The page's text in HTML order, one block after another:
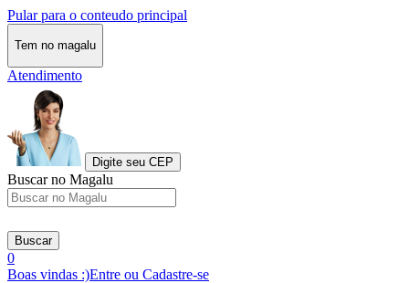
Pular para o conteudo principal
Tem no magalu
Atendimento
Digite seu CEP
Buscar no Magalu
Buscar
0
Boas vindas :)Entre ou Cadastre-se